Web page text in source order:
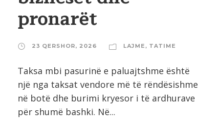
pronarët
23 QERSHOR, 2026 LAJME , TATIME
Taksa mbi pasurinë e paluajtshme është
një nga taksat vendore më të rëndësishme
në botë dhe burimi kryesor i të ardhurave
për shumë bashki. Në...